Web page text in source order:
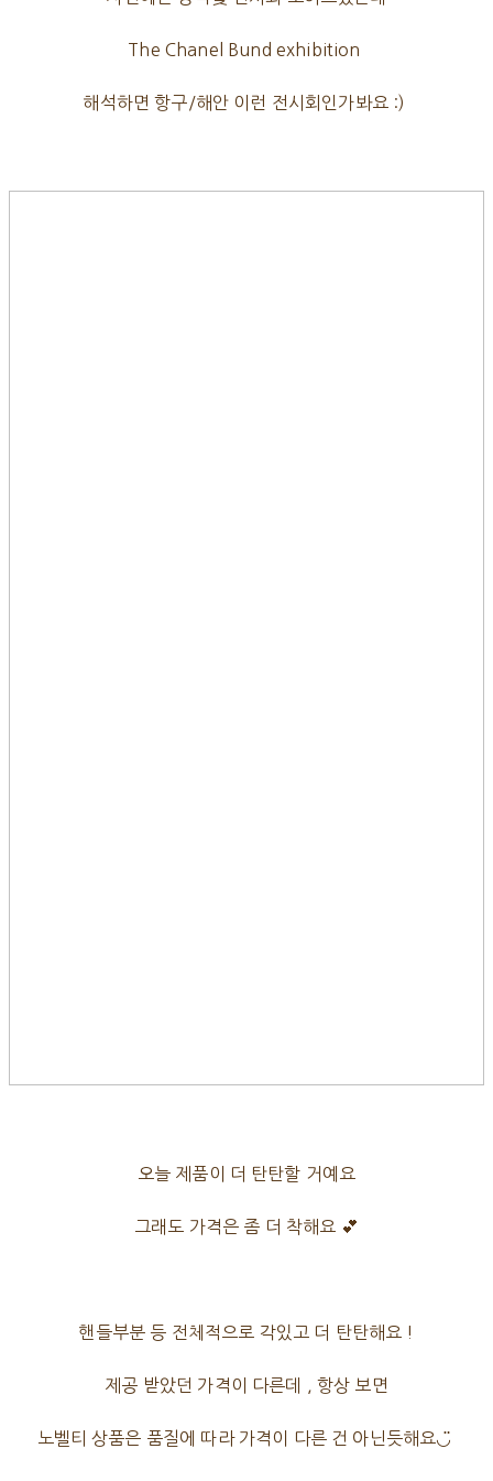
The Chanel Bund exhibition
해석하면 항구/해안 이런 전시회인가봐요 :)
오늘 제품이 더 탄탄할 거예요
그래도 가격은 좀 더 착해요 💕
핸들부분 등 전체적으로 각있고 더 탄탄해요 !
제공 받았던 가격이 다른데 , 항상 보면
노벨티 상품은 품질에 따라 가격이 다른 건 아닌듯해요◡̈